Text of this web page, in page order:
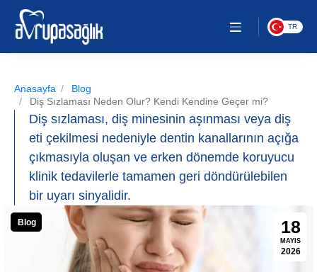
TR
Anasayfa
Blog
Diş Sızlaması Neden Olur? Kendi Kendine Geçer mi?
Diş sızlaması, diş minesinin aşınması veya diş
eti çekilmesi nedeniyle dentin kanallarının açığa
çıkmasıyla oluşan ve erken dönemde koruyucu
klinik tedavilerle tamamen geri döndürülebilen
bir uyarı sinyalidir.
Blog 18
MAYIS
2026